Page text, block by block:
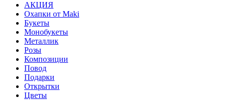
АКЦИЯ
Охапки от Maki
Букеты
Монобукеты
Металлик
Розы
Композиции
Повод
Подарки
Открытки
Цветы